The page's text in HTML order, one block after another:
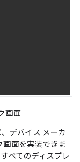
画面
デバイス メーカ
画面を実装できま
べてのディスプレ